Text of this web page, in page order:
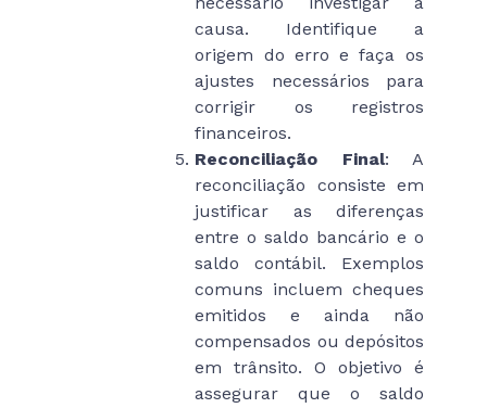
causa. Identifique a
origem do erro e faça os
ajustes necessários para
corrigir os registros
financeiros.
Reconciliação Final: A
reconciliação consiste em
justificar as diferenças
entre o saldo bancário e o
saldo contábil. Exemplos
comuns incluem cheques
emitidos e ainda não
compensados ou depósitos
em trânsito. O objetivo é
assegurar que o saldo